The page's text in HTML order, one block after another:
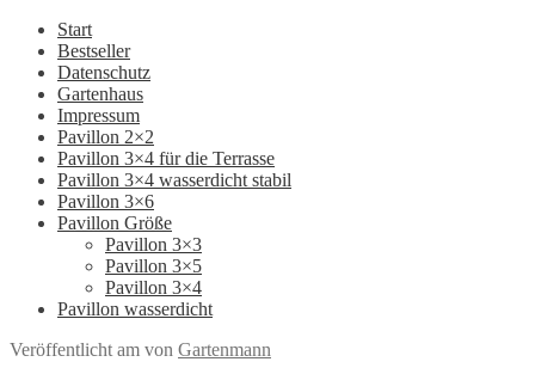
Start
Bestseller
Datenschutz
Gartenhaus
Impressum
Pavillon 2×2
Pavillon 3×4 für die Terrasse
Pavillon 3×4 wasserdicht stabil
Pavillon 3×6
Pavillon Größe
Pavillon 3×3
Pavillon 3×5
Pavillon 3×4
Pavillon wasserdicht
Veröffentlicht am von Gartenmann